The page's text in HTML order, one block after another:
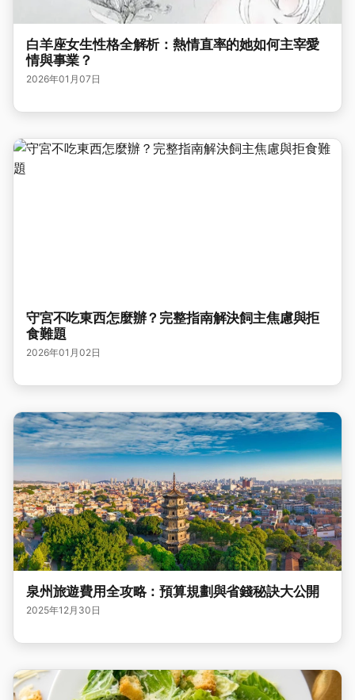
白羊座女生性格全解析：熱情直率的她如何主宰愛
情與事業？
2026年01月07日
守宮不吃東西怎麼辦？完整指南解決飼主焦慮與拒
食難題
2026年01月02日
泉州旅遊費用全攻略：預算規劃與省錢秘訣大公開
2025年12月30日